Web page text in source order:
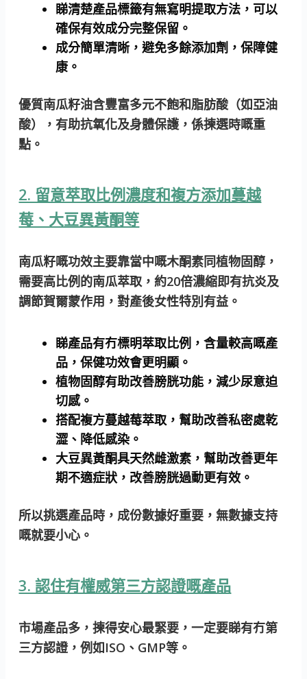
睇清楚產品標籤有無寫明提取方法，可以
確保有效成分完整保留。
成分簡單清晰，避免多餘添加劑，保障健
康。
優質南瓜籽油含豐富多元不飽和脂肪酸（如亞油
酸），有助抗氧化及身體保護，係揀選時嘅重
點。
2. 留意萃取比例濃度和複方添加蔓越
莓、大豆異黃酮等
南瓜籽嘅功效主要靠當中嘅木酮素同植物固醇，
需要高比例的南瓜萃取，約20倍濃縮即有抗炎及
調節賀爾蒙作用，對產後女性特別有益。
睇產品有冇標明萃取比例，含量較高嘅產
品，保健功效會更明顯。
植物固醇有助改善膀胱功能，減少尿意迫
切感。
搭配複方蔓越莓萃取，幫助改善私密處乾
澀、降低感染。
大豆異黃酮具天然雌激素，幫助改善更年
期不適症狀，改善膀胱過動更有效。
所以挑選產品時，成份數據好重要，無數據支持
嘅就要小心。
3. 認住有權威第三方認證嘅產品
市場產品多，揀得安心最緊要，一定要睇有冇第
三方認證，例如ISO、GMP等。